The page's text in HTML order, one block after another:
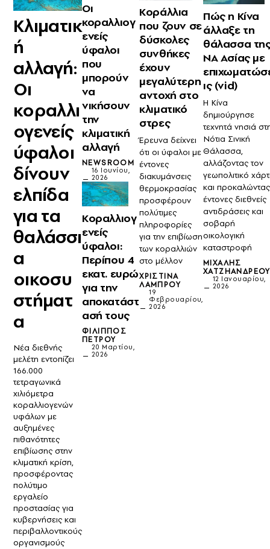
Κλιματικ
ή
αλλαγή:
Οι
κοραλλι
ογενείς
ύφαλοι
δίνουν
ελπίδα
για τα
θαλάσσι
α
οικοσυ
στήματ
α
Νέα διεθνής
μελέτη εντοπίζει
166.000
τετραγωνικά
χιλιόμετρα
κοραλλιογενών
υφάλων με
αυξημένες
πιθανότητες
επιβίωσης στην
κλιματική κρίση,
προσφέροντας
πολύτιμο
εργαλείο
προστασίας για
κυβερνήσεις και
περιβαλλοντικούς
οργανισμούς
Οι
κοραλλιογ
ενείς
ύφαλοι
που
μπορούν
να
νικήσουν
την
κλιματική
αλλαγή
NEWSROOM
16 Ιουνίου,
2026
Κοραλλιογ
ενείς
ύφαλοι:
Περίπου 4
εκατ. ευρώ
για την
αποκατάστ
ασή τους
ΦΊΛΙΠΠΟΣ
ΠΈΤΡΟΥ
20 Μαρτίου,
2026
Κοράλλια
που ζουν σε
δύσκολες
συνθήκες
έχουν
μεγαλύτερη
αντοχή στο
κλιματικό
στρες
Έρευνα δείχνει
ότι οι ύφαλοι με
έντονες
διακυμάνσεις
θερμοκρασίας
προσφέρουν
πολύτιμες
πληροφορίες
για την επιβίωση
των κοραλλιών
στο μέλλον
ΧΡΙΣΤΊΝΑ
ΛΆΜΠΡΟΥ
19
Φεβρουαρίου,
2026
Πώς η Κίνα
άλλαξε τη
θάλασσα
ΝΑ Ασίας με
ις (vid)
Η Κίνα
δημιούργησε
τεχνητά νησιά
Νότια Σινική
Θάλασσα,
αλλάζοντας τον
γεωπολιτικό
και προκαλώντας
έντονες διεθνείς
αντιδράσεις και
σοβαρή
οικολογική
καταστροφή
ΜΙΧΆΛΗΣ
ΧΑΤΖΗΑΝΔΡΈΟΥ
12 Ιανουαρίου,
2026